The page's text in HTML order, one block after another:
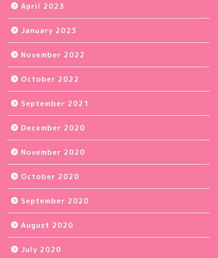
April 2023
January 2023
November 2022
October 2022
September 2021
December 2020
November 2020
October 2020
September 2020
August 2020
July 2020